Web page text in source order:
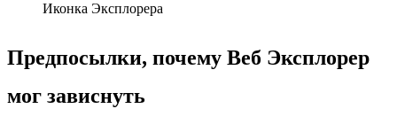
Иконка Эксплорера
Предпосылки, почему Веб Эксплорер
мог зависнуть